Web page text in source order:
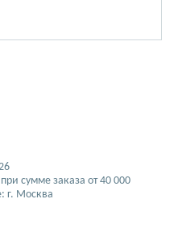
сумме заказа от 40 000
г. Москва